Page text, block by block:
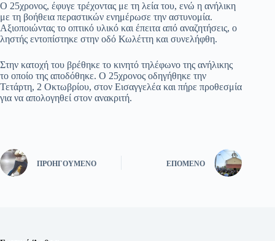
Ο 25χρονος, έφυγε τρέχοντας με τη λεία του, ενώ η ανήλικη
με τη βοήθεια περαστικών ενημέρωσε την αστυνομία.
Αξιοποιώντας το οπτικό υλικό και έπειτα από αναζητήσεις, ο
ληστής εντοπίστηκε στην οδό Κωλέττη και συνελήφθη.
Στην κατοχή του βρέθηκε το κινητό τηλέφωνο της ανήλικης
το οποίο της αποδόθηκε. Ο 25χρονος οδηγήθηκε την
Τετάρτη, 2 Οκτωβρίου, στον Εισαγγελέα και πήρε προθεσμία
για να απολογηθεί στον ανακριτή.
ΠΡΟΗΓΟΎΜΕΝΟ ΕΠΌΜΕΝΟ